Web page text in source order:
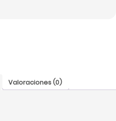
Valoraciones (0)